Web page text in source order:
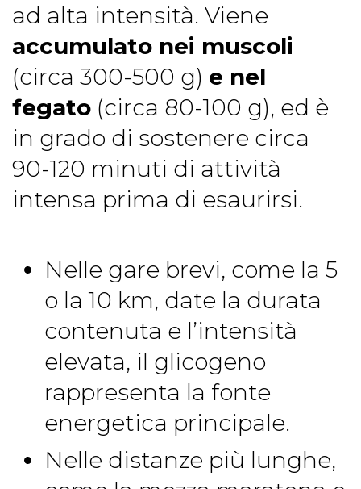
ad alta intensità. Viene
accumulato nei muscoli
(circa 300-500 g) e nel
fegato (circa 80-100 g), ed è
in grado di sostenere circa
90-120 minuti di attività
intensa prima di esaurirsi.
Nelle gare brevi, come la 5
o la 10 km, date la durata
contenuta e l’intensità
elevata, il glicogeno
rappresenta la fonte
energetica principale.
Nelle distanze più lunghe,